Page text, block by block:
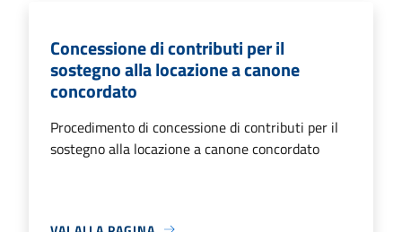
Concessione di contributi per il
sostegno alla locazione a canone
concordato
Procedimento di concessione di contributi per il
sostegno alla locazione a canone concordato